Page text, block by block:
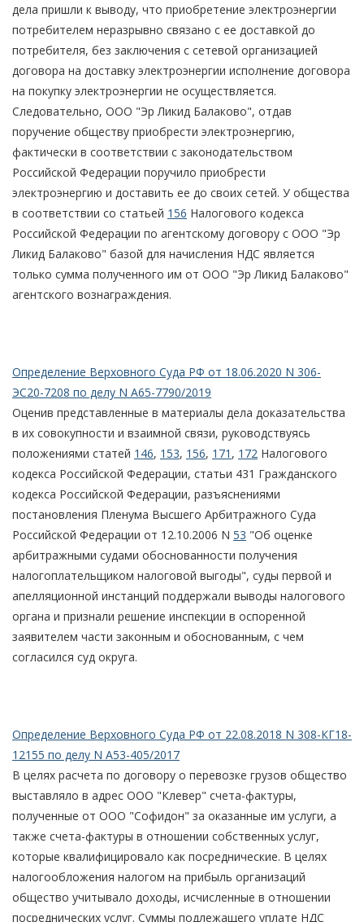
дела пришли к выводу, что приобретение электроэнергии
потребителем неразрывно связано с ее доставкой до
потребителя, без заключения с сетевой организацией
договора на доставку электроэнергии исполнение договора
на покупку электроэнергии не осуществляется.
Следовательно, ООО "Эр Ликид Балаково", отдав
поручение обществу приобрести электроэнергию,
фактически в соответствии с законодательством
Российской Федерации поручило приобрести
электроэнергию и доставить ее до своих сетей. У общества
в соответствии со статьей 156 Налогового кодекса
Российской Федерации по агентскому договору с ООО "Эр
Ликид Балаково" базой для начисления НДС является
только сумма полученного им от ООО "Эр Ликид Балаково"
агентского вознаграждения.
Определение Верховного Суда РФ от 18.06.2020 N 306-
ЭС20-7208 по делу N А65-7790/2019
Оценив представленные в материалы дела доказательства
в их совокупности и взаимной связи, руководствуясь
положениями статей 146, 153, 156, 171 , 172 Налогового
кодекса Российской Федерации, статьи 431 Гражданского
кодекса Российской Федерации, разъяснениями
постановления Пленума Высшего Арбитражного Суда
Российской Федерации от 12.10.2006 N 53 "Об оценке
арбитражными судами обоснованности получения
налогоплательщиком налоговой выгоды", суды первой и
апелляционной инстанций поддержали выводы налогового
органа и признали решение инспекции в оспоренной
заявителем части законным и обоснованным, с чем
согласился суд округа.
Определение Верховного Суда РФ от 22.08.2018 N 308-КГ18-
12155 по делу N А53-405/2017
В целях расчета по договору о перевозке грузов общество
выставляло в адрес ООО "Клевер" счета-фактуры,
полученные от ООО "Софидон" за оказанные им услуги, а
также счета-фактуры в отношении собственных услуг,
которые квалифицировало как посреднические. В целях
налогообложения налогом на прибыль организаций
общество учитывало доходы, исчисленные в отношении
посреднических услуг. Суммы подлежащего уплате НДС